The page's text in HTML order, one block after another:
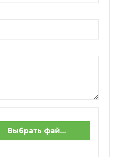
Выбрать файлы